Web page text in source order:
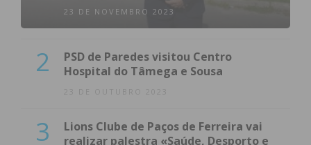
23 DE NOVEMBRO 2023
2
PSD de Paredes visitou Centro
Hospital do Tâmega e Sousa
23 DE OUTUBRO 2023
3
Lions Clube de Paços de Ferreira vai
realizar palestra «Saúde, Desporto e